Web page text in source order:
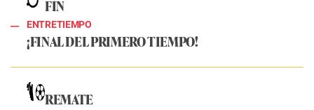
FIN
ENTRETIEMPO
¡FINAL DEL PRIMERO TIEMPO!
REMATE